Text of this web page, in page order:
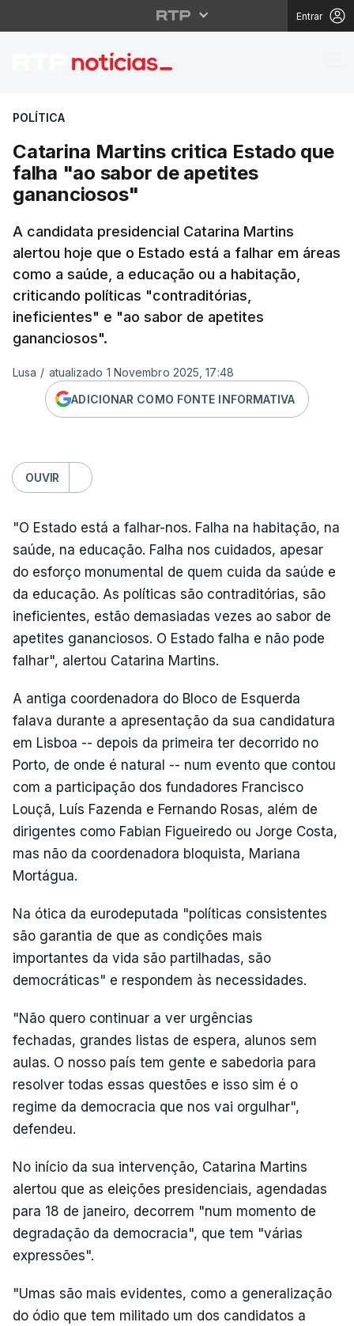
Entrar
Catarina Martins
POLÍTICA
Catarina Martins critica Estado que
falha "ao sabor de apetites
gananciosos"
A candidata presidencial Catarina Martins
alertou hoje que o Estado está a falhar em áreas
como a saúde, a educação ou a habitação,
criticando políticas "contraditórias,
ineficientes" e "ao sabor de apetites
gananciosos".
Lusa / atualizado 1 Novembro 2025, 17:48
ADICIONAR COMO FONTE INFORMATIVA
OUVIR
"O Estado está a falhar-nos. Falha na habitação, na
saúde, na educação. Falha nos cuidados, apesar
do esforço monumental de quem cuida da saúde e
da educação. As políticas são contraditórias, são
ineficientes, estão demasiadas vezes ao sabor de
apetites gananciosos. O Estado falha e não pode
falhar", alertou Catarina Martins.
A antiga coordenadora do Bloco de Esquerda
falava durante a apresentação da sua candidatura
em Lisboa -- depois da primeira ter decorrido no
Porto, de onde é natural -- num evento que contou
com a participação dos fundadores Francisco
Louçã, Luís Fazenda e Fernando Rosas, além de
dirigentes como Fabian Figueiredo ou Jorge Costa,
mas não da coordenadora bloquista, Mariana
Mortágua.
Na ótica da eurodeputada "políticas consistentes
são garantia de que as condições mais
importantes da vida são partilhadas, são
democráticas" e respondem às necessidades.
"Não quero continuar a ver urgências
fechadas, grandes listas de espera, alunos sem
aulas. O nosso país tem gente e sabedoria para
resolver todas essas questões e isso sim é o
regime da democracia que nos vai orgulhar",
defendeu.
No início da sua intervenção, Catarina Martins
alertou que as eleições presidenciais, agendadas
para 18 de janeiro, decorrem "num momento de
degradação da democracia", que tem "várias
expressões".
"Umas são mais evidentes, como a generalização
do ódio que tem militado um dos candidatos a